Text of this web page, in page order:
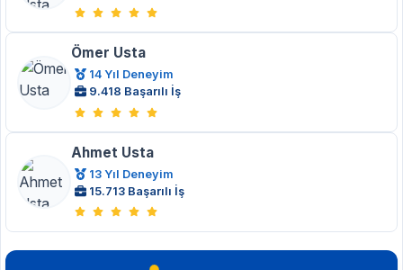
Ömer Usta
14 Yıl Deneyim
9.418 Başarılı İş
Ahmet Usta
13 Yıl Deneyim
15.713 Başarılı İş